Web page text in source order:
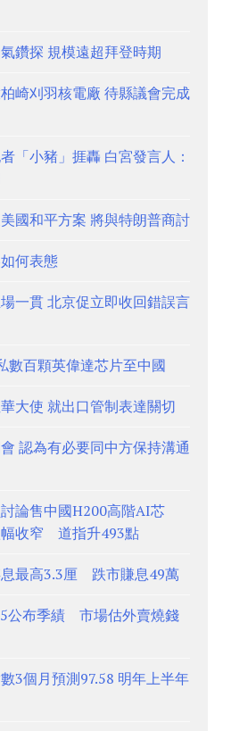
鑽探 規模遠超拜登時期
崎刈羽核電廠 待縣議會完成
「小豬」捱轟 白宮發言人：
國和平方案 將與特朗普商討
何表態
一貫 北京促立即收回錯誤言
數百顆英偉達芯片至中國
大使 就出口管制表達關切
認為有必要同中方保持溝通
論售中國H200高階AI芯
收窄 道指升493點
最高3.3厘 跌市賺息49萬
公布季績 市場估外賣燒錢
3個月預測97.58 明年上半年